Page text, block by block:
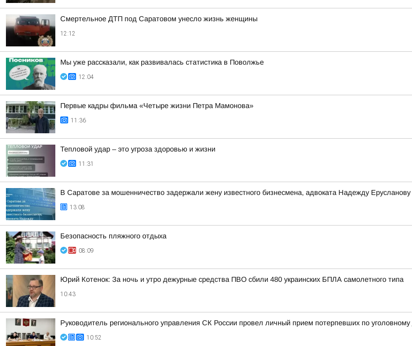
Смертельное ДТП под Саратовом унесло жизнь женщины
12:12
Мы уже рассказали, как развивалась статистика в Поволжье
12:04
Первые кадры фильма «Четыре жизни Петра Мамонова»
11:36
Тепловой удар – это угроза здоровью и жизни
11:31
В Саратове за мошенничество задержали жену известного бизнесмена, адвоката Надежду Ерусланову
13:08
Безопасность пляжного отдыха
08:09
Юрий Котенок: За ночь и утро дежурные средства ПВО сбили 480 украинских БПЛА самолетного типа
10:43
Руководитель регионального управления СК России провел личный прием потерпевших по
10:52